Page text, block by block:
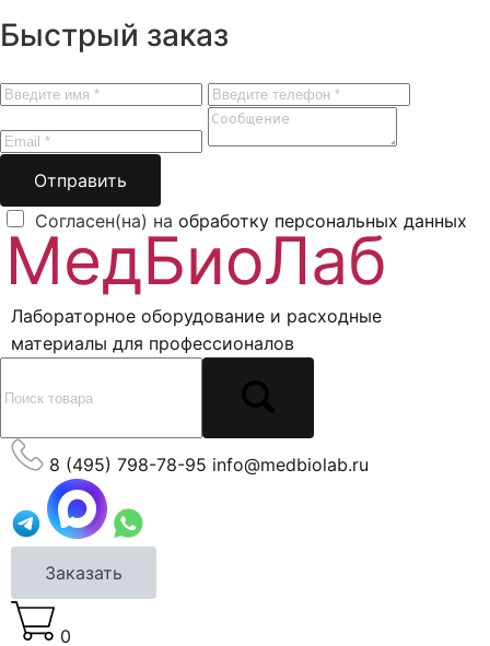
Быстрый заказ
Отправить
Согласен(на) на обработку персональных данных
Лабораторное оборудование и расходные
материалы для профессионалов
8 (495) 798-78-95 info@medbiolab.ru
Заказать
0